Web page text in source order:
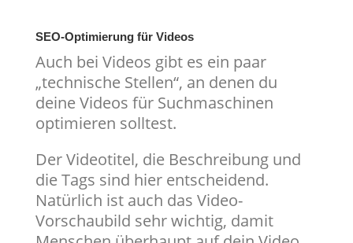
SEO-Optimierung für Videos
Auch bei Videos gibt es ein paar
„technische Stellen“, an denen du
deine Videos für Suchmaschinen
optimieren solltest.
Der Videotitel, die Beschreibung und
die Tags sind hier entscheidend.
Natürlich ist auch das Video-
Vorschaubild sehr wichtig, damit